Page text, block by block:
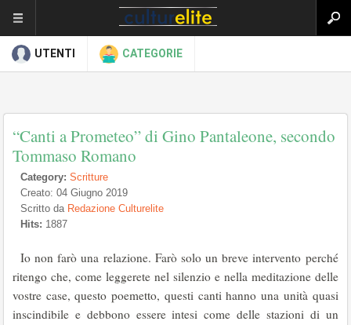
UTENTI CATEGORIE
“Canti a Prometeo” di Gino Pantaleone, secondo
Tommaso Romano
Category: Scritture
Creato: 04 Giugno 2019
Scritto da Redazione Culturelite
Hits: 1887
Io non farò una relazione. Farò solo un breve intervento perché
ritengo che, come leggerete nel silenzio e nella meditazione delle
vostre case, questo poemetto, questi canti hanno una unità quasi
inscindibile e debbono essere intesi come delle stazioni di un